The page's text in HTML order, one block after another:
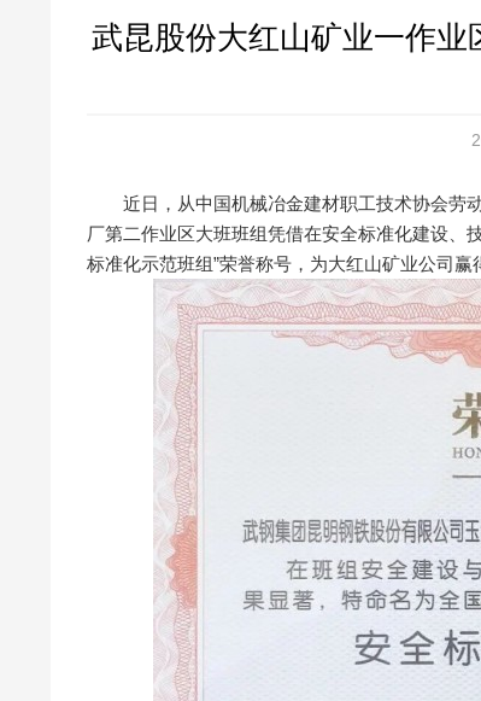
武昆股份大红山矿业一作业
近日，从中国机械冶金建材职工技术协会劳
厂第二作业区大班班组凭借在安全标准化建设、
标准化示范班组”荣誉称号，为大红山矿业公司赢